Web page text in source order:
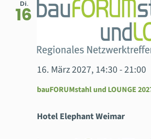
Di.
16
bauFORUMstahl und LOUNGE
16. März 2027, 14:30 -21:00
Hotel Elephant Weimar